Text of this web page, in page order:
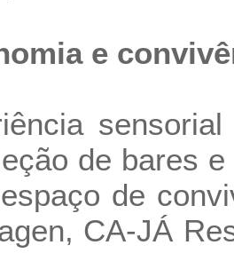
e
de bares
de
CA-JÁ